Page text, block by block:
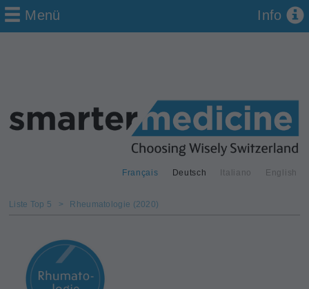
Deutsch
Français Italiano English
Menü Info
Liste Top 5 > Rheumatologie (2020)